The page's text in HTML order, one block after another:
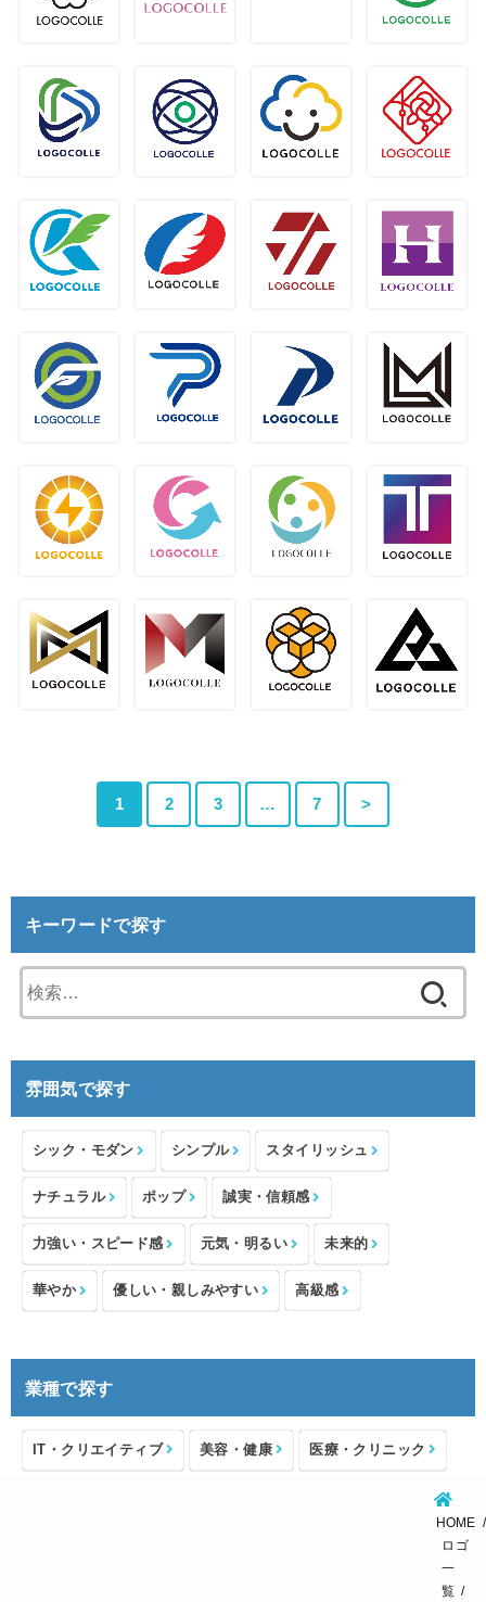
1 2 3 … 7 >
キーワードで探す
索:
雰囲気で探す
シック・モダン シンプル スタイリッシュ
ナチュラル ポップ 誠実・信頼感
力強い・スピード感 元気・明るい 未来的
華やか 優しい・親しみやすい 高級感
業種で探す
IT・クリエイティブ 美容・健康 医療・クリニック
HOME
ロゴ
一
覧